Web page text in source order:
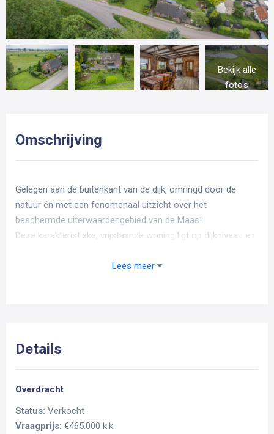
Bekijk alle
foto's
Omschrijving
Gelegen aan de buitenkant van de dijk, omringd door de
natuur én met een fenomenaal uitzicht over het
beschermde uiterwaardengebied van de Maas!
Deze karakteristieke, vrijstaande woning ligt op dijkniveau en
achtertuin op het oosten, en het vrije uitzicht, is het hier puur
kan wel wat modernisering gebruiken, maar biedt volop
mogelijkheden om geheel naar eigen smaak in te richten.
Pak jij deze buitenkans op een toplocatie?
Lees meer
Details
Overdracht
Status: Verkocht
Vraagprijs: €465.000 k.k.